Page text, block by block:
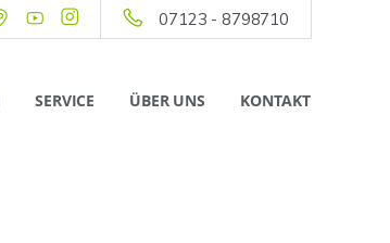
07123 - 8798710
SERVICE ÜBER UNS KONTAKT